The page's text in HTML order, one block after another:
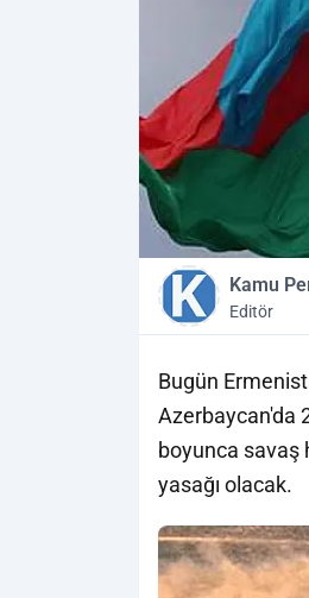
Kamu
Editör
Bugün
Azerbaycan'da
boyunca savaş
yasağı olacak.